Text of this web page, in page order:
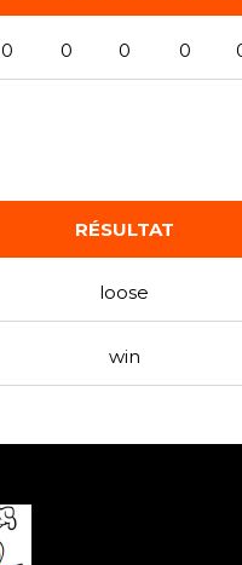
0 0 0 0
RÉSULTAT
loose
win